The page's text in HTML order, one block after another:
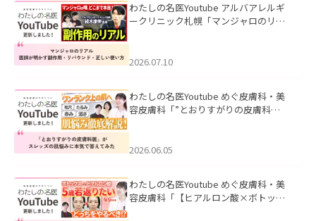
わたしの名医Youtube アルバアレルギ
ークリニック札幌「マンジャロのリア
た。
2026.07.10
わたしの名医Youtube めぐ皮膚科・美
容皮膚科「”とおりすがりの皮膚科
2026.06.05
わたしの名医Youtube めぐ皮膚科・美
容皮膚科「【ヒアルロン酸×ボトック